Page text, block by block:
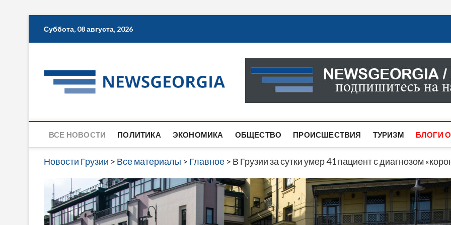
Суббота, 08 августа, 2026
Новости Грузии
САМАЯ АКТУАЛЬНАЯ ИНФОРМАЦИЯ О СОБЫТИЯХ
САЙТЕ ВЫ НАЙДЕТЕ НОВОСТИ ПОЛИТИКИ,
ВСЕ НОВОСТИ ПОЛИТИКА ЭКОНОМИКА ОБЩЕСТВО ПРОИСШЕСТВИЯ ТУРИЗМ БЛОГИ
Новости Грузии > Все материалы > Главное > В Грузии за сутки умер 41 пациент с диагнозом